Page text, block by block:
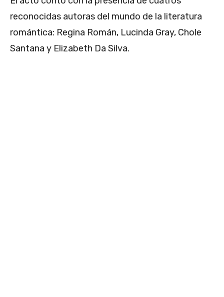
reconocidas autoras del mundo de la literatura
romántica: Regina Román, Lucinda Gray, Chole
Santana y Elizabeth Da Silva.